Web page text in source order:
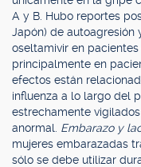
A y B. Hubo reportes
Japón) de autoagresión
oseltamivir en
principalmente en
efectos están
influenza a lo largo del
estrechamente
anormal. Embarazo y
mujeres embarazadas
sólo se debe utilizar